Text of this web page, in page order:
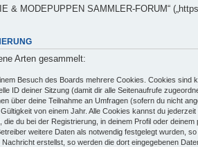
& MODEPUPPEN SAMMLER-FORUM“
Arten gesammelt:
Besuch des Boards mehrere Cookies. Cookies
ID deiner Sitzung (damit dir alle Seitenaufrufe
über deine Teilnahme an Umfragen (sofern du nicht
von einem Jahr. Alle Cookies kannst du
du bei der Registrierung, in deinem Profil oder
weitere Daten als notwendig festgelegt wurden,
erstellst, so werden die dort eingegebenen